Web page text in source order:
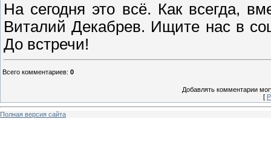
На сегодня это всё. Как всегда,
Виталий Декабрев. Ищите нас в
До встречи!
Всего комментариев: 0
Добавлять комментарии
[
Полная версия сайта